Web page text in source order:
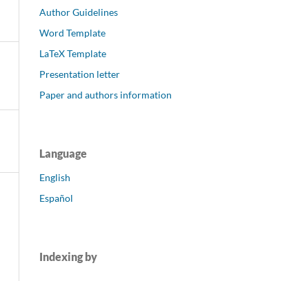
Author Guidelines
Word Template
LaTeX Template
Presentation letter
Paper and authors information
Language
English
Español
Indexing by